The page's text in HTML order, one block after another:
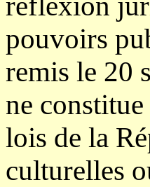
pouvoirs
remis le 20
ne
lois de la
culturelles